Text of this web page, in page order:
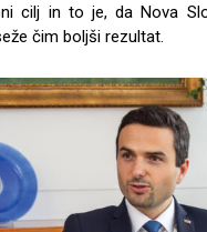
cilj in to je, da Nova
čim boljši rezultat.